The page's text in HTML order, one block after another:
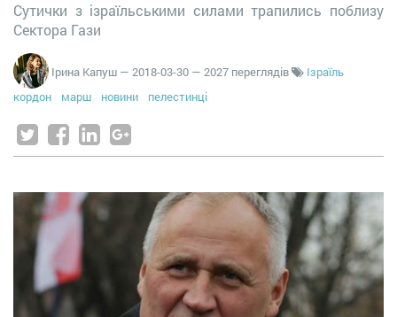
Сутички з ізраїльськими силами трапились поблизу
Сектора Гази
Ірина Капуш — 2018-03-30 — 2027 переглядів
Ізраїль
кордон
марш новини пелестинці